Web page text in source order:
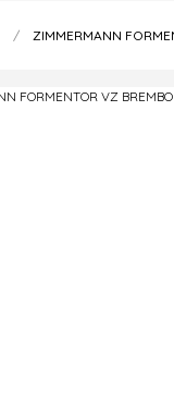
ZIMMERMANN